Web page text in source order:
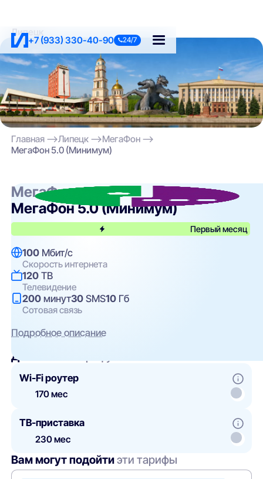
+7 (933) 330-40-90 24/7
Липецк
Главная Липецк
МегаФон
МегаФон 5.0 (Минимум)
МегаФон
МегаФон 5.0 (Минимум)
Первый месяц
100 Мбит/с
Скорость интернета
120 ТВ
Телевидение
200 минут30 SMS10 Гб
Сотовая связь
Подробное описание
Добавить
Wi-Fi роутер
170 мес
ТВ-приставка
230 мес
Вам могут подойтиэти тарифы